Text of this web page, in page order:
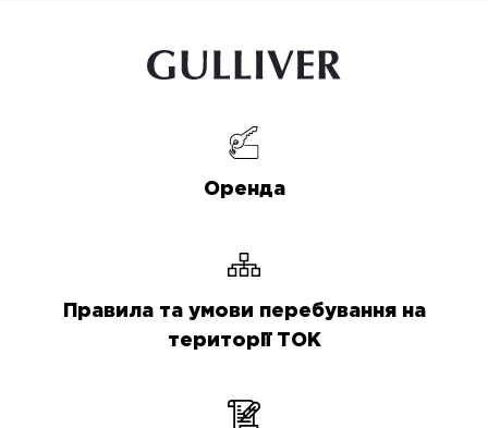
Оренда
Правила та умови перебування на
території ТОК